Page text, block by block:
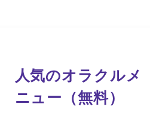
人気のオラクルメ
ニュー（無料）